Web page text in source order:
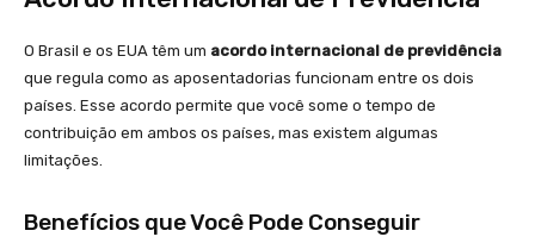
O Brasil e os EUA têm um acordo internacional de previdência
que regula como as aposentadorias funcionam entre os dois
países. Esse acordo permite que você some o tempo de
contribuição em ambos os países, mas existem algumas
limitações.
Benefícios que Você Pode Conseguir